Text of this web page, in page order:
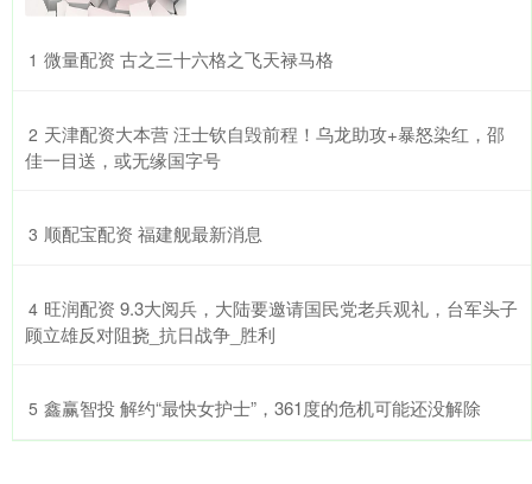
1 ​微量配资 古之三十六格之飞天禄马格
2 ​天津配资大本营 汪士钦自毁前程！乌龙助攻+暴怒染红，邵
佳一目送，或无缘国字号
3 ​顺配宝配资 福建舰最新消息
4 ​旺润配资 9.3大阅兵，大陆要邀请国民党老兵观礼，台军头子
顾立雄反对阻挠_抗日战争_胜利
5 ​鑫赢智投 解约“最快女护士”，361度的危机可能还没解除